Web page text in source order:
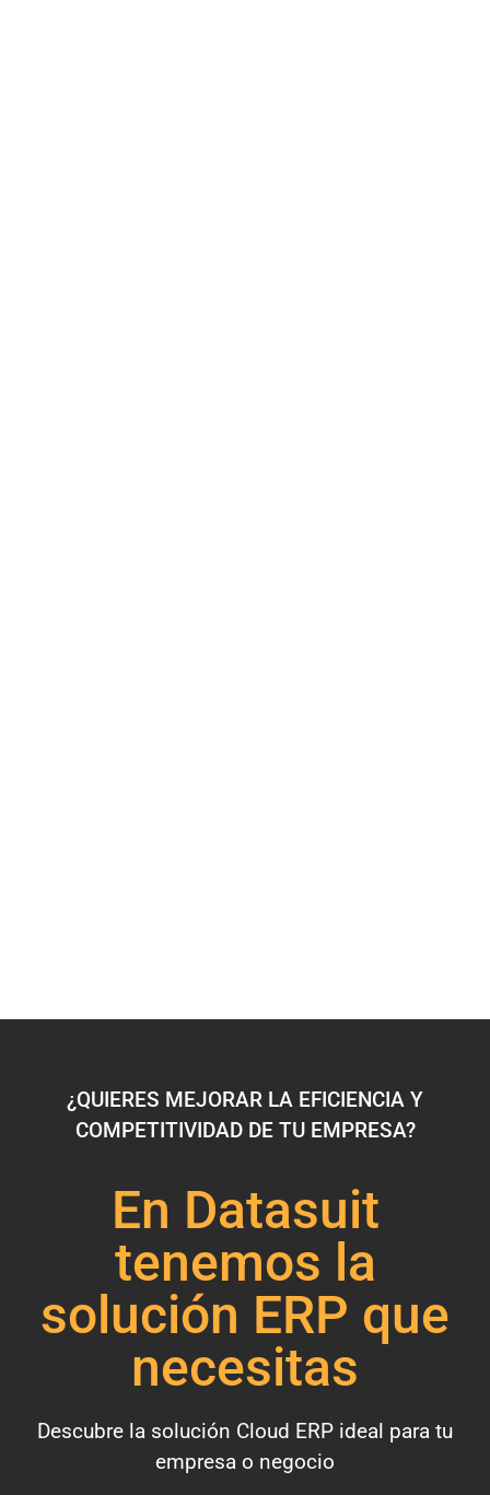
¿QUIERES MEJORAR LA EFICIENCIA Y
COMPETITIVIDAD DE TU EMPRESA?
En Datasuit
tenemos la
solución ERP que
necesitas
Descubre la solución Cloud ERP ideal para tu
empresa o negocio